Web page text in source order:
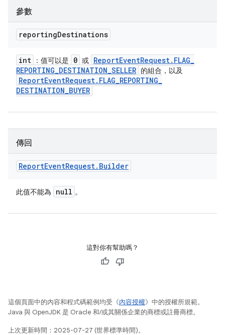
參數
reportingDestinations
int ：值可以是 0 或 ReportEventRequest. FLAG_
REPORTING_DESTINATION_SELLER 的組合，以及
ReportEventRequest. FLAG_REPORTING_
DESTINATION_BUYER
傳回
ReportEventRequest. Builder
此值不能為 null 。
這對你有幫助嗎？
這個頁面中的內容和程式碼範例均受《內容授權》中的授權所規範。
Java 與 OpenJDK 是 Oracle 和/或其關係企業的商標或註冊商標。
上次更新時間：2025-07-27 (世界標準時間)。